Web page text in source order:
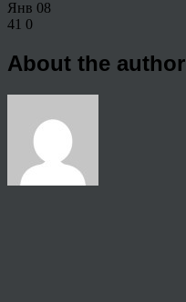
Янв 08
41 0
About the author